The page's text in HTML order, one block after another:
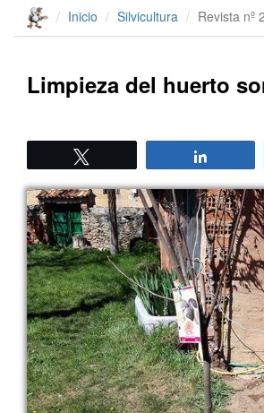
Inicio Silvicultura Revista nº
Limpieza del huerto